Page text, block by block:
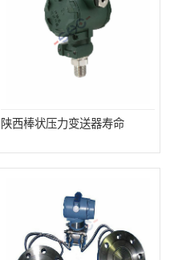
陕西棒状压力变送器寿命